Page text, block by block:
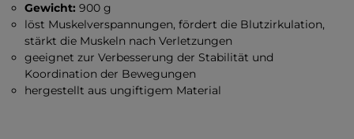
Gewicht: 900 g
löst Muskelverspannungen, fördert die Blutzirkulation,
stärkt die Muskeln nach Verletzungen
geeignet zur Verbesserung der Stabilität und
Koordination der Bewegungen
hergestellt aus ungiftigem Material